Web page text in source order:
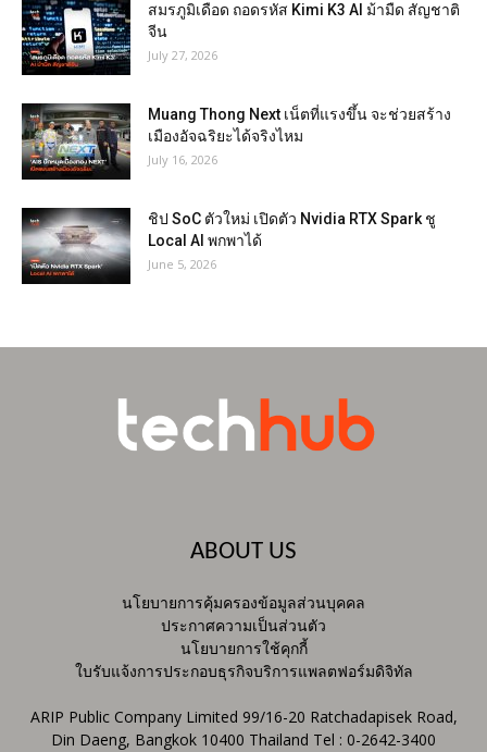
สมรภูมิเดือด ถอดรหัส Kimi K3 AI ม้ามืด สัญชาติ
จีน
July 27, 2026
Muang Thong Next เน็ตที่แรงขึ้น จะช่วยสร้าง
เมืองอัจฉริยะได้จริงไหม
July 16, 2026
ชิป SoC ตัวใหม่ เปิดตัว Nvidia RTX Spark ชู
Local AI พกพาได้
June 5, 2026
ABOUT US
นโยบายการคุ้มครองข้อมูลส่วนบุคคล
ประกาศความเป็นส่วนตัว
นโยบายการใช้คุกกี้
ใบรับแจ้งการประกอบธุรกิจบริการแพลตฟอร์มดิจิทัล
ARIP Public Company Limited 99/16-20 Ratchadapisek Road,
Din Daeng, Bangkok 10400 Thailand Tel : 0-2642-3400